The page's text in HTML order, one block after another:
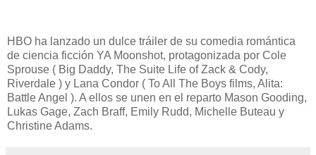
HBO ha lanzado un dulce tráiler de su comedia romántica
de ciencia ficción YA Moonshot, protagonizada por Cole
Sprouse ( Big Daddy, The Suite Life of Zack & Cody,
Riverdale ) y Lana Condor ( To All The Boys films, Alita:
Battle Angel ). A ellos se unen en el reparto Mason Gooding,
Lukas Gage, Zach Braff, Emily Rudd, Michelle Buteau y
Christine Adams.